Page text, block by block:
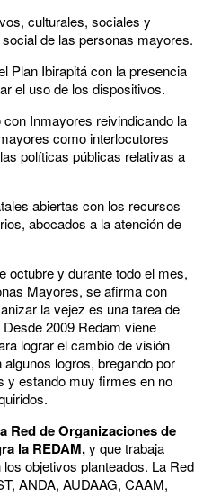
culturales, sociales y
de las personas mayores.
Plan Ibirapitá con la presencia
el uso de los dispositivos.
Inmayores reivindicando la
como interlocutores
políticas públicas relativas a
abiertas con los recursos
abocados a la atención de
octubre y durante todo el mes,
Mayores, se afirma con
la vejez es una tarea de
2009 Redam viene
lograr el cambio de visión
logros, bregando por
y estando muy firmes en no
Red de Organizaciones de
la REDAM,y que trabaja
objetivos planteados. La Red
ANDA, AUDAAG, CAAM,